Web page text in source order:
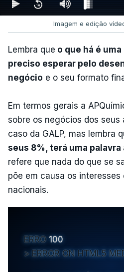
Imagem e edição
Lembra que o que há é
preciso esperar pelo
negócio e o seu formato
Em termos gerais a
sobre os negócios dos seus
caso da GALP, mas lembra
seus 8%, terá uma palavra
refere que nada do que se
põe em causa os
nacionais.
ERRO 100
ERROR ON HTML5